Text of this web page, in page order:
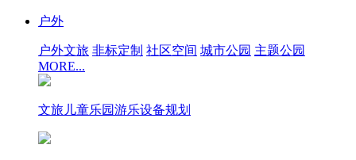
户外
户外文旅 非标定制 社区空间 城市公园 主题公园
MORE...
文旅儿童乐园游乐设备规划